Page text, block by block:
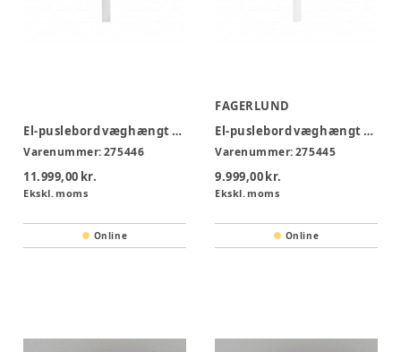
El-puslebord væghængt m/ vippeplade - FSV10-V
Varenummer:275446
11.999,00 kr.
Ekskl. moms
Online
FAGERLUND
El-puslebord væghængt Basic - FSV10
Varenummer:275445
9.999,00 kr.
Ekskl. moms
Online